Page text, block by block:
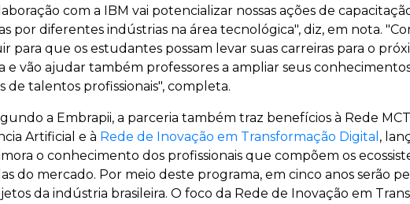
com a IBM vai potencializar nossas ações de
por diferentes indústrias na área tecnológica", diz, em nota.
para que os estudantes possam levar suas carreiras para o
e vão ajudar também professores a ampliar seus
de talentos profissionais", completa.
a Embrapii, a parceria também traz benefícios à Rede
Artificial e à Rede de Inovação em Transformação Digital ,
o conhecimento dos profissionais que compõem os
do mercado. Por meio deste programa, em cinco anos serão
da indústria brasileira. O foco da Rede de Inovação em